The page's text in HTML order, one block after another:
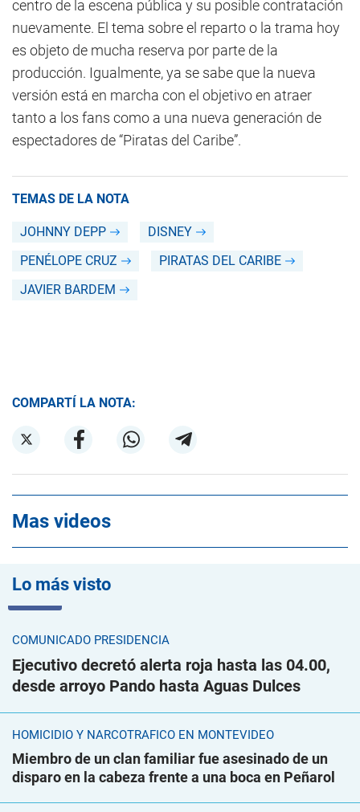
centro de la escena pública y su posible contratación
nuevamente. El tema sobre el reparto o la trama hoy
es objeto de mucha reserva por parte de la
producción. Igualmente, ya se sabe que la nueva
versión está en marcha con el objetivo en atraer
tanto a los fans como a una nueva generación de
espectadores de “Piratas del Caribe”.
TEMAS DE LA NOTA
JOHNNY DEPP
DISNEY
PENÉLOPE CRUZ
PIRATAS DEL CARIBE
JAVIER BARDEM
COMPARTÍ LA NOTA:
Mas videos
Lo más visto
COMUNICADO PRESIDENCIA
Ejecutivo decretó alerta roja hasta las 04.00,
desde arroyo Pando hasta Aguas Dulces
HOMICIDIO Y NARCOTRÁFICO EN MONTEVIDEO
Miembro de un clan familiar fue asesinado de un
disparo en la cabeza frente a una boca en Peñarol